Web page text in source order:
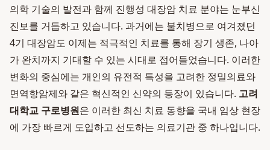
의학 기술의 발전과 함께 진행성 대장암 치료 분야는 눈부신
진보를 거듭하고 있습니다. 과거에는 불치병으로 여겨졌던
4기 대장암도 이제는 적극적인 치료를 통해 장기 생존, 나아
가 완치까지 기대할 수 있는 시대로 접어들었습니다. 이러한
변화의 중심에는 개인의 유전적 특성을 고려한 정밀의료와
면역항암제와 같은 혁신적인 신약의 등장이 있습니다. 고려
대학교 구로병원은 이러한 최신 치료 동향을 국내 임상 현장
에 가장 빠르게 도입하고 선도하는 의료기관 중 하나입니다.